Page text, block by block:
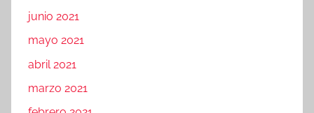
junio 2021
mayo 2021
abril 2021
marzo 2021